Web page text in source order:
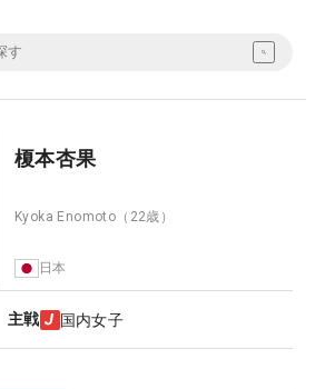
榎本杏果
Kyoka Enomoto （22歳）
日本
主戦 国内女子